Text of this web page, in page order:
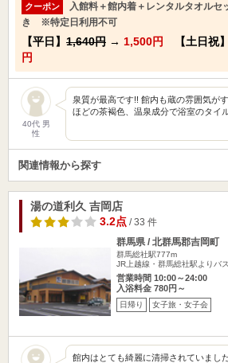
クーポン
入館料＋館内着＋レンタルタオル
き ※特定日利用不可
【平日】 1,640円 → 1,500円 【土日祝】
円
40代 男
性
泉質が最高です!! 館内も蔵の雰囲気が
ほどの茶褐色、温泉成分で浴室のタイ
関連情報から探す
湯の道利久 吉岡店
3.2点/ 33 件
群馬県 / 北群馬郡吉岡町
群馬総社駅777m
JR上越線・群馬総社駅よりバ
営業時間 10:00～24:00
入浴料金 780円～
日帰り 女子旅・女子会
館内はとても綺麗に清掃されていまし